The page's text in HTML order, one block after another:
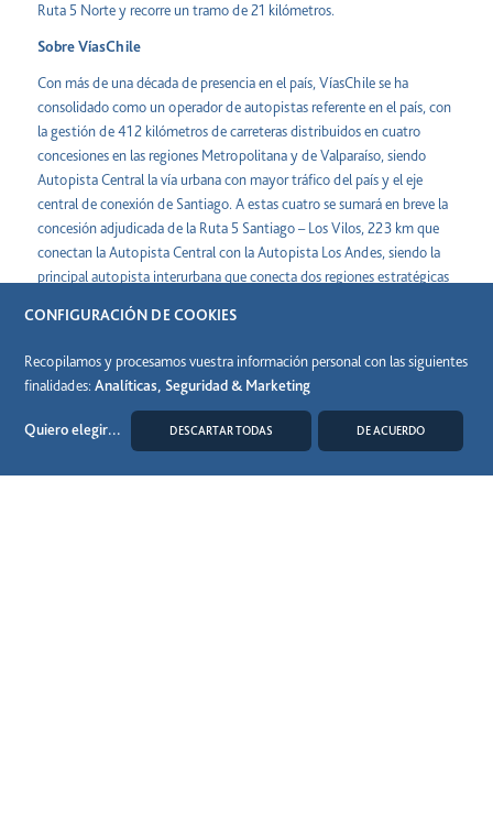
Ruta 5 Norte y recorre un tramo de 21 kilómetros.
Sobre VíasChile
Con más de una década de presencia en el país, VíasChile se ha
consolidado como un operador de autopistas referente en el país, con
la gestión de 412 kilómetros de carreteras distribuidos en cuatro
concesiones en las regiones Metropolitana y de Valparaíso, siendo
Autopista Central la vía urbana con mayor tráfico del país y el eje
central de conexión de Santiago. A estas cuatro se sumará en breve la
concesión adjudicada de la Ruta 5 Santiago – Los Vilos, 223 km que
conectan la Autopista Central con la Autopista Los Andes, siendo la
principal autopista interurbana que conecta dos regiones estratégicas
Nota de prensa
Compartir
CONFIGURACIÓN DE COOKIES
Recopilamos y procesamos vuestra información personal con las siguientes
finalidades: Analíticas, Seguridad & Marketing
Quiero elegir... DESCARTAR TODAS DE ACUERDO